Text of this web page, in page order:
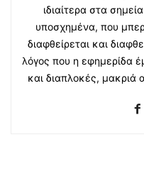
ιδιαίτερα στα
υποσχημένα, που
διαφθείρεται και
λόγος που η εφημερίδα
και διαπλοκές, μακριά